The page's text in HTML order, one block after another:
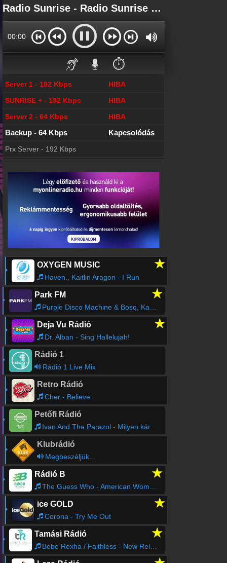
Főoldal
Bejelentkezés
Hozz létre saját fiókot!
Most szól
Archívum
Radio Sunrise korábbi adásai
Rádiós statisztika
Hallgatottsági adatok
Rádiós partnerek
Rádió beágyazás
Online rádió készítés
Készítés lépésről lépésre
Radio Sunrise - Radio Sunrise Online
00:00
⏱️
Server 1 - 192 Kbps
HIBA
SUNRISE + - 192 Kbps
HIBA
Server 2 - 64 Kbps
HIBA
Backup - 64 Kbps Kapcsolódás
Prx Server - 192 Kbps
OXYGEN MUSIC ★
Haven., Kaitlin Aragon - I Run
Park FM ★
Purple Disco Machine & Bosq, Kaleta - Wake Up!
Deja Vu Rádió ★
Dr. Alban - Sing Hallelujah!
Rádió 1
Rádió 1 Live Mix
Retro Rádió
Cher - Believe
Petőfi Rádió
Ivan And The Parazol - Milyen kár
Klubrádió
Megbeszéljük...
Rádió B ★
The Guess Who - American Woman - 7" Single Version
ice GOLD ★
Corona - Try Me Out
Tamási Rádió ★
Bebe Rexha / Faithless - New Religion